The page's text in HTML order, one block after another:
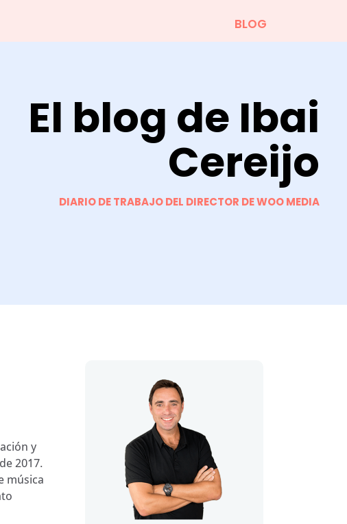
BLOG
El blog de Ibai
Cereijo
DIARIO DE TRABAJO DEL DIRECTOR DE WOO MEDIA
y
2017.
música